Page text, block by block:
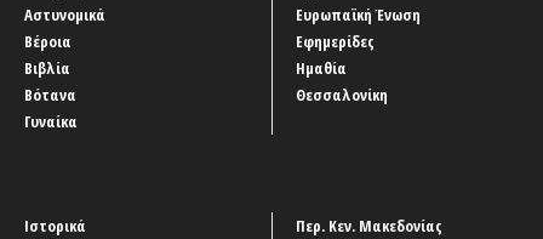
Αστυνομικά
Βέροια
Βιβλία
Βότανα
Γυναίκα
Ευρωπαϊκή Ένωση
Εφημερίδες
Ημαθία
Θεσσαλονίκη
Ιστορικά Περ. Κεν. Μακεδονίας